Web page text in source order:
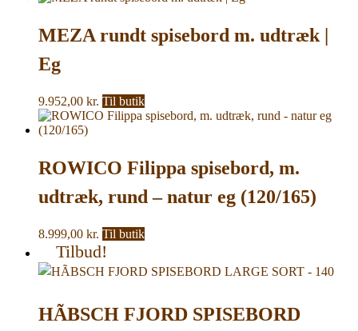
MEZA rundt spisebord m. udtræk |
Eg
9.952,00 kr. Til butik
ROWICO Filippa spisebord, m.
udtræk, rund – natur eg (120/165)
8.999,00 kr. Til butik
Tilbud!
HÃBSCH FJORD SPISEBORD